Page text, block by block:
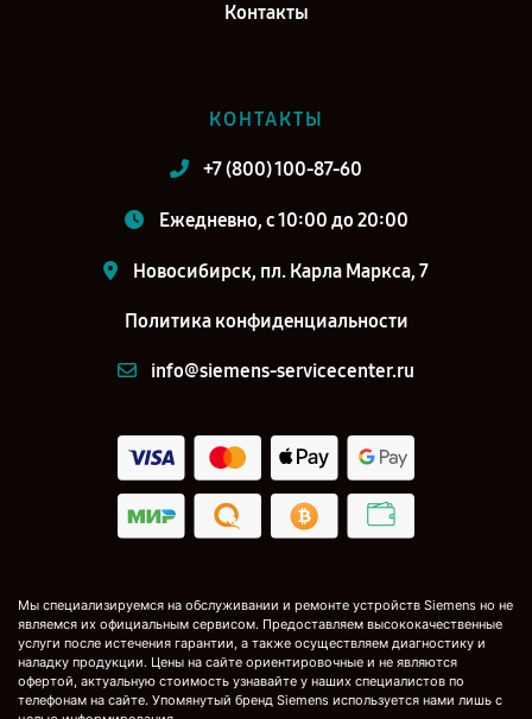
Контакты
КОНТАКТЫ
+7 (800) 100-87-60
Ежедневно, с 10:00 до 20:00
Новосибирск, пл. Карла Маркса, 7
Политика конфиденциальности
info@siemens-servicecenter.ru
Мы специализируемся на обслуживании и ремонте устройств Siemens но не
являемся их официальным сервисом. Предоставляем высококачественные
услуги после истечения гарантии, а также осуществляем диагностику и
наладку продукции. Цены на сайте ориентировочные и не являются
офертой, актуальную стоимость узнавайте у наших специалистов по
телефонам на сайте. Упомянутый бренд Siemens используется нами лишь с